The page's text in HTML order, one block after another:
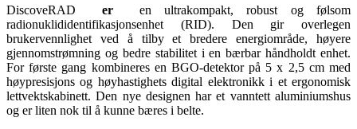
DiscoveRAD eren ultrakompakt, robust og følsom
radionuklididentifikasjonsenhet (RID). Den gir overlegen
brukervennlighet ved å tilby et bredere energiområde, høyere
gjennomstrømning og bedre stabilitet i en bærbar håndholdt enhet.
For første gang kombineres en BGO-detektor på 5 x 2,5 cm med
høypresisjons og høyhastighets digital elektronikk i et ergonomisk
lettvektskabinett. Den nye designen har et vanntett aluminiumshus
og er liten nok til å kunne bæres i belte.